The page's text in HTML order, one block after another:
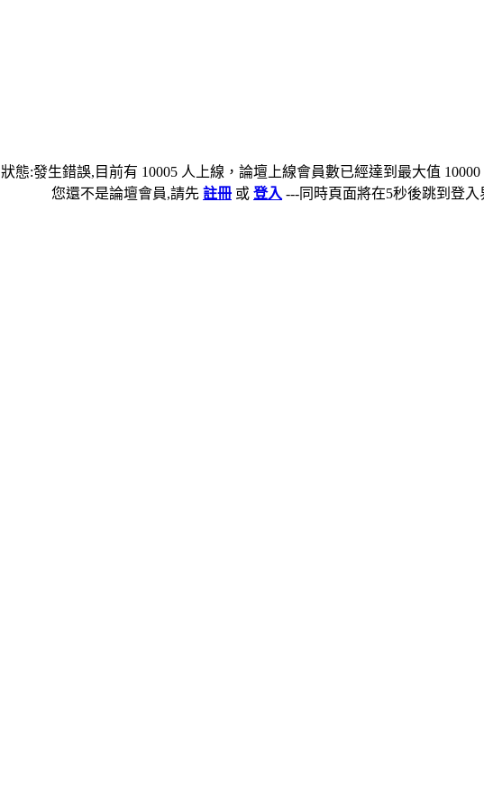
狀態:發生錯誤,目前有 10005 人上線，論壇上線會員數已經達到最大值
您還不是論壇會員,請先 註冊 或 登入 ---同時頁面將在5秒後跳到登入